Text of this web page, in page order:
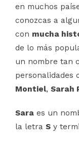
en muchos
conozcas a
con mucha
de lo más
un nombre tan
personalidades
Montiel, Sarah
Sara es un
la letra S y